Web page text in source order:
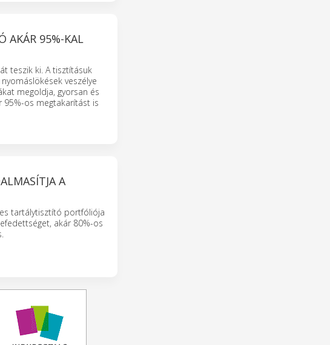
AKÁR 95%-KAL
teszik ki. A tisztításuk
veszélye
megoldja, gyorsan és
os megtakarítást is
A
tartálytisztító portfóliója
akár 80%-os